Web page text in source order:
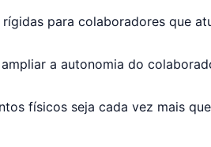
rígidas para colaboradores que
a autonomia do
físicos seja cada vez mais